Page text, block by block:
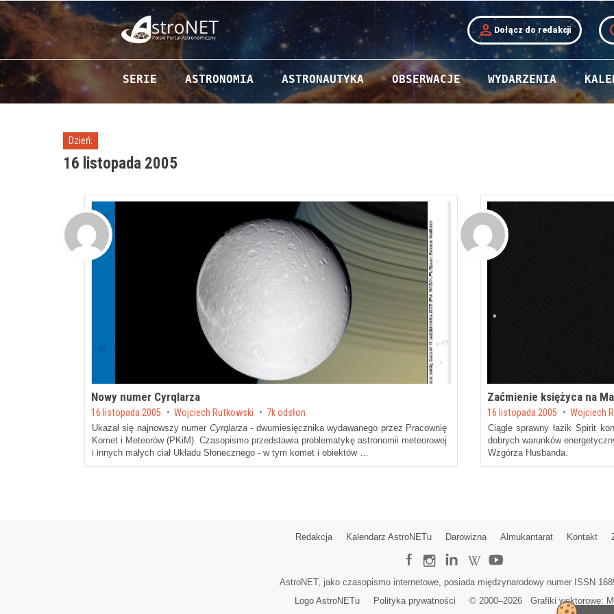
person Dołącz do redakcji
Przejdź do zawartości
SERIE ASTRONOMIA ASTRONAUTYKA OBSERWACJE WYDARZENIA
Dzień:
16 listopada 2005
Nowy numer Cyrqlarza
Posted on
16 listopada 2005 byWojciech Rutkowski 7k odsłon
Ukazał się najnowszy numer Cyrqlarza- dwumiesięcznika wydawanego przez Pracownię
Komet i Meteorów (PKiM). Czasopismo przedstawia problematykę astronomii meteorowej
i innych małych ciał Układu Słonecznego - w tym komet i obiektów …
Zaćmienie księżyca na
Posted on
16 listopada 2005 byWojciech
Ciągle sprawny łazik Spirit
dobrych warunków
Wzgórza Husbanda.
Redakcja Kalendarz AstroNETu Darowizna Almukantarat Kontakt
AstroNET, jako czasopismo internetowe, posiada międzynarodowy numer ISSN
Logo AstroNETu
Polityka prywatności © 2000–2026 Grafiki wektorowe: